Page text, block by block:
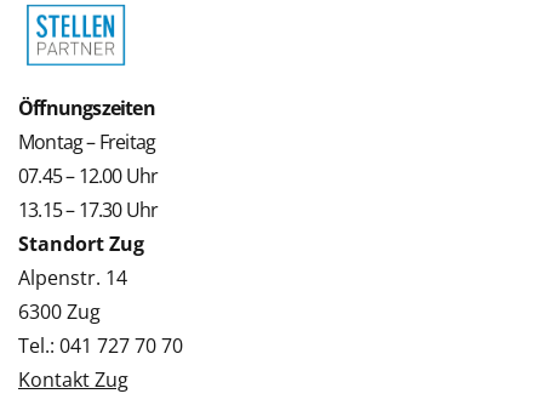
Öffnungszeiten
Montag – Freitag
07.45 – 12.00 Uhr
13.15 – 17.30 Uhr
Standort Zug
Alpenstr. 14
6300 Zug
Tel.: 041 727 70 70
Kontakt Zug